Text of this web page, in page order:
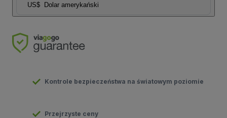
US$ Dolar amerykański
Kontrole bezpieczeństwa na światowym poziomie
Przejrzyste ceny